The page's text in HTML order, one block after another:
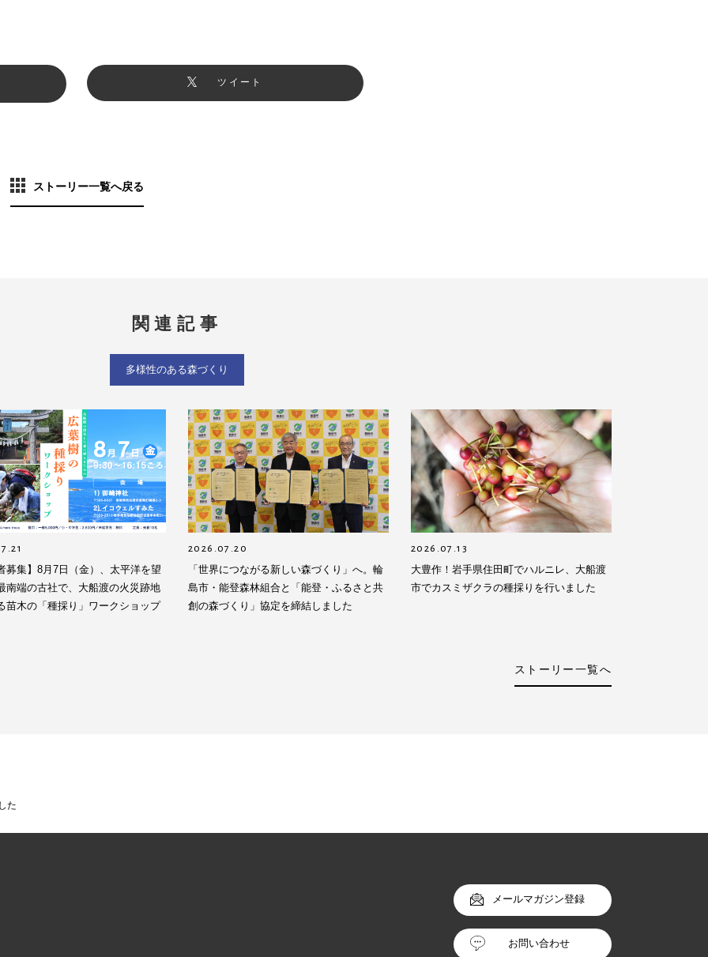
ツイート
ストーリー一覧へ戻る
関連記事
多様性のある森づくり
募集】8月7日（金）、太平洋を望
南端の古社で、大船渡の火災跡地
苗木の「種採り」ワークショップ
2026.07.20
「世界につながる新しい森づくり」へ。輪
島市・能登森林組合と「能登・ふるさと共
創の森づくり」協定を締結しました
2026.07.13
大豊作！岩手県住田町でハルニレ、大船渡
市でカスミザクラの種採りを行いました
ストーリー一覧へ
た
メールマガジン登録
お問い合わせ